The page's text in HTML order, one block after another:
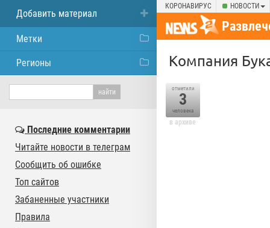
КОРОНАВИРУС НОВОСТИ
Компания
отметили
3
человека
в архиве
Добавить материал
Метки
Регионы
Последние комментарии
Читайте новости в телеграм
Сообщить об ошибке
Топ сайтов
Забаненные участники
Правила